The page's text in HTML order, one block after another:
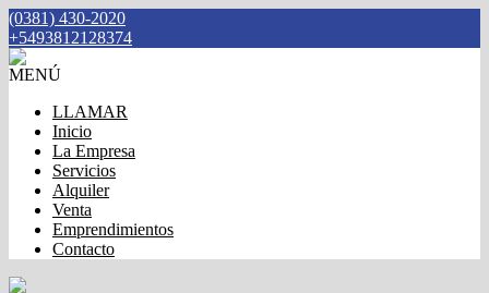
(0381) 430-2020
+5493812128374
MENÚ
LLAMAR
Inicio
La Empresa
Servicios
Alquiler
Venta
Emprendimientos
Contacto